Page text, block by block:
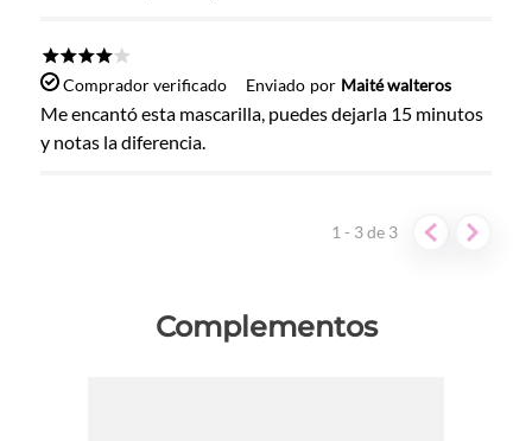
Escribe un comentario
Comprador verificado Enviado por Maité walteros
Me encantó esta mascarilla, puedes dejarla 15 minutos
y notas la diferencia.
1 - 3de 3
Complementos